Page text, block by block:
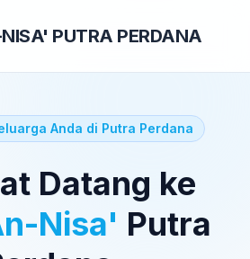
PUTRA PERDANA
Anda di Putra Perdana
Datang ke
Nisa' Putra